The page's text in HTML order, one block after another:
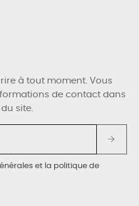
à tout moment. Vous
de contact dans
site.
et la politique de